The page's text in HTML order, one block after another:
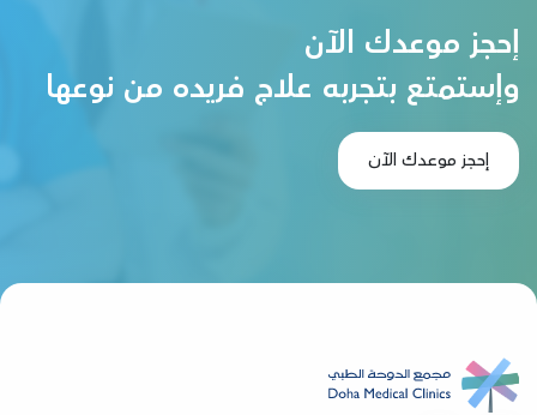
إحجز موعدك الآن
وإستمتع بتجربه علاج فريده من نوعها
إحجز موعدك الآن